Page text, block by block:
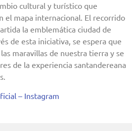
cultural y turístico que
el mapa internacional. El recorrido
la emblemática ciudad de
de esta iniciativa, se espera que
maravillas de nuestra tierra y se
de la experiencia santandereana
– Instagram